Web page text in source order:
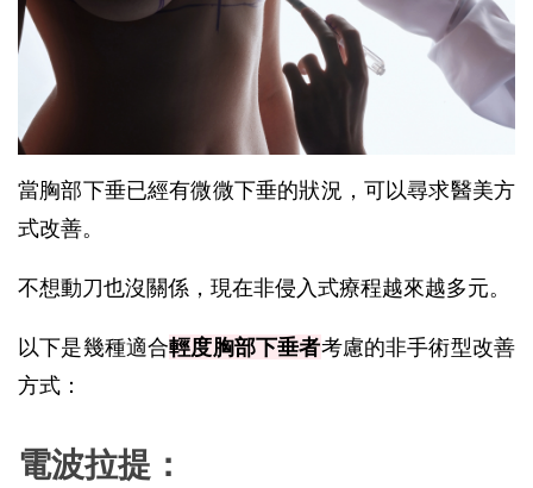
當胸部下垂已經有微微下垂的狀況，可以尋求醫美方
式改善。
不想動刀也沒關係，現在非侵入式療程越來越多元。
以下是幾種適合輕度胸部下垂者考慮的非手術型改善
方式：
電波拉提：